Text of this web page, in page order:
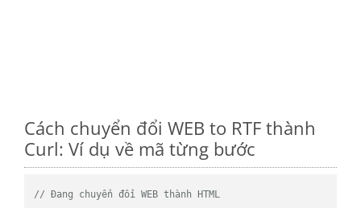
Cách chuyển đổi WEB to RTF thành
Curl: Ví dụ về mã từng bước
// Đang chuyển đổi WEB thành HTML